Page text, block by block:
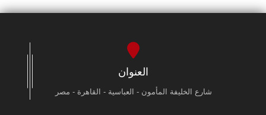
العنوان
شارع الخليفة المأمون - العباسية - القاهرة - مصر